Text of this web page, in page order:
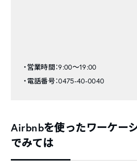
・営業時間：9:00〜19:00
・電話番号：0475-40-0040
Airbnbを使ったワーケー
でみては